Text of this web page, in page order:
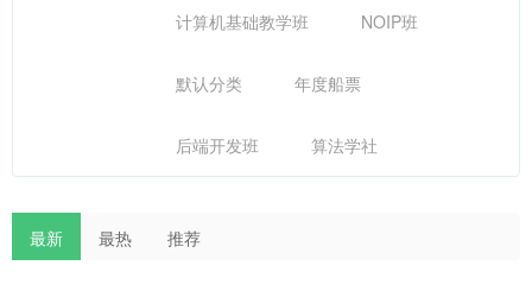
计算机基础教学班 NOIP班
默认分类 年度船票
后端开发班 算法学社
最新 最热 推荐